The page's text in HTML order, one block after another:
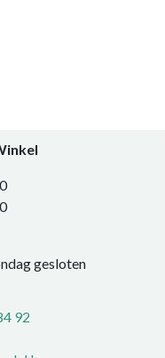
gesloten
92